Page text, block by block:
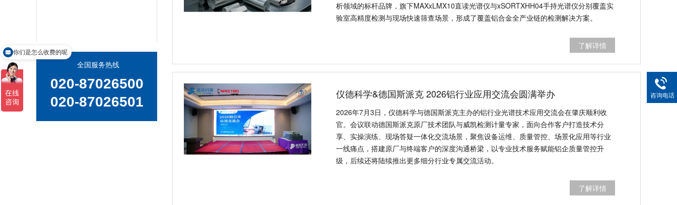
析领域的标杆品牌，旗下MAXxLMX10直读光谱仪与xSORTXHH04手持光谱仪分别覆盖实
验室高精度检测与现场快速筛查场景，形成了覆盖铝合金全产业链的检测解决方案。
了解详情
仪德科学&德国斯派克 2026铝行业应用交流会圆满举办
2026年7月3日，仪德科学与德国斯派克主办的铝行业光谱技术应用交流会在肇庆顺利收
官。会议联动德国斯派克原厂技术团队与威凯检测计量专家，面向合作客户打造技术分
享、实操演练、现场答疑一体化交流场景，聚焦设备运维、质量管控、场景化应用等行业
一线痛点，搭建原厂与终端客户的深度沟通桥梁，以专业技术服务赋能铝企质量管控升
级，后续还将陆续推出更多细分行业专属交流活动。
了解详情
日立EA1280 台式荧光光谱仪，XRF分析仪
全国服务热线
020-87026500
020-87026501
咨询电话
你们是怎么收费的呢